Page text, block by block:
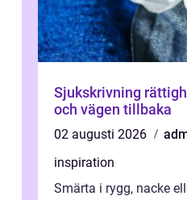
Sjukskrivning rättigheter, ersättning
och vägen tillbaka
02 augusti 2026
inspiration
Smärta i rygg, nacke